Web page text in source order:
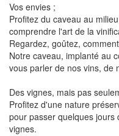
Vos envies ;
Profitez du caveau au
comprendre l'art de la
Regardez, goûtez,
Notre caveau, implanté au
vous parler de nos vins, de
Des vignes, mais pas
Profitez d'une nature
pour passer quelques
vignes.